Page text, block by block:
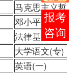
马克思主义哲
邓小平理论概论
法律基础与思
大学语文(专)
英语(一)
在线
客服